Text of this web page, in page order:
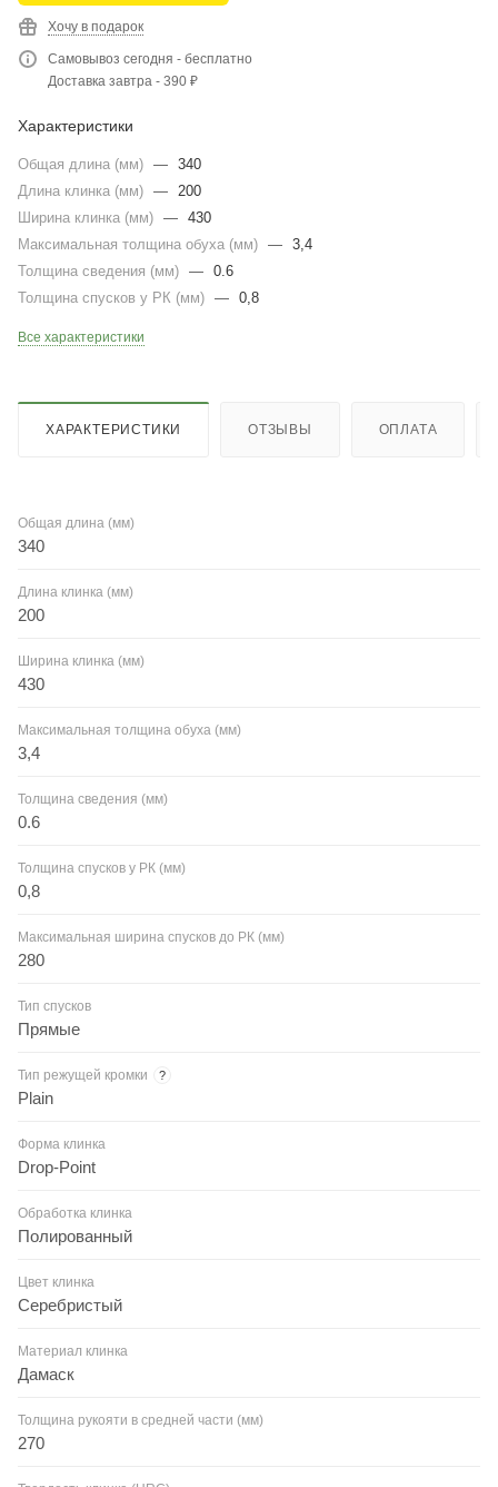
Хочу в подарок
Самовывоз сегодня - бесплатно
Доставка завтра - 390 ₽
Характеристики
Общая длина (мм) — 340
Длина клинка (мм) — 200
Ширина клинка (мм) — 430
Максимальная толщина обуха (мм) — 3,4
Толщина сведения (мм) — 0.6
Толщина спусков у РК (мм) — 0,8
Все характеристики
ХАРАКТЕРИСТИКИ ОТЗЫВЫ ОПЛАТА
Общая длина (мм)
340
Длина клинка (мм)
200
Ширина клинка (мм)
430
Максимальная толщина обуха (мм)
3,4
Толщина сведения (мм)
0.6
Толщина спусков у РК (мм)
0,8
Максимальная ширина спусков до РК (мм)
280
Тип спусков
Прямые
Тип режущей кромки ?
Plain
Форма клинка
Drop-Point
Обработка клинка
Полированный
Цвет клинка
Серебристый
Материал клинка
Дамаск
Толщина рукояти в средней части (мм)
270